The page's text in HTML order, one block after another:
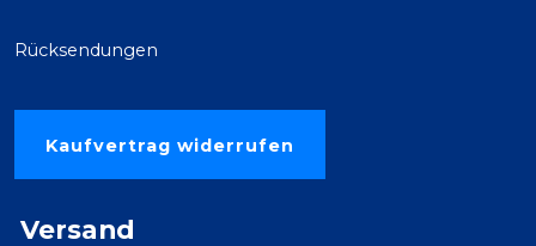
Rücksendungen
Kaufvertrag widerrufen
Versand